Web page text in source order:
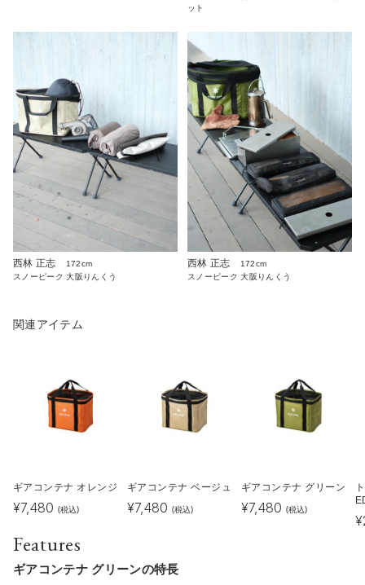
ット
西林 正志
172cm
スノーピーク 大阪りんくう
西林 正志
172cm
スノーピーク 大阪りんくう
関連アイテム
ギアコンテナ オレンジ
¥7,480 (税込)
ギアコンテナ ベージュ
¥7,480 (税込)
ギアコンテナ グリーン
¥7,480 (税込)
¥
Features
ギアコンテナ グリーンの特長